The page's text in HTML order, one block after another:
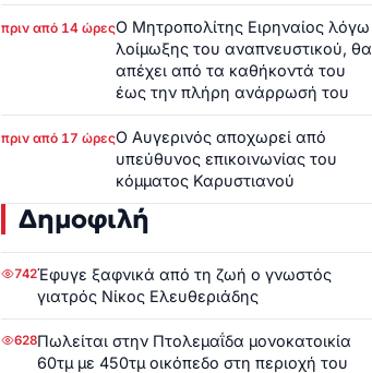
πριν από 14 ώρεςΟ Μητροπολίτης Ειρηναίος λόγω
λοίμωξης του αναπνευστικού, θα
απέχει από τα καθήκοντά του
έως την πλήρη ανάρρωσή του
πριν από 17 ώρεςΟ Αυγερινός αποχωρεί από
υπεύθυνος επικοινωνίας του
κόμματος Καρυστιανού
Δημοφιλή
742Έφυγε ξαφνικά από τη ζωή ο γνωστός
γιατρός Νίκος Ελευθεριάδης
628Πωλείται στην Πτολεμαΐδα μονοκατοικία
60τμ με 450τμ οικόπεδο στη περιοχή του